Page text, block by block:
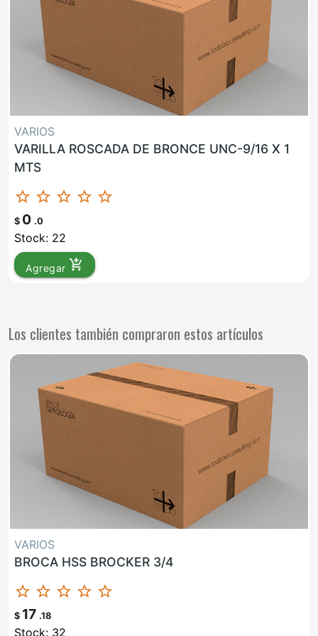
VARIOS
VARILLA ROSCADA DE BRONCE UNC-9/16 X 1
MTS
star_border star_border star_border star_border star_border
$ 0 .0
Stock: 22
Agregar add_shopping_cart
Los clientes también compraron estos artículos
VARIOS
BROCA HSS BROCKER 3/4
star_border star_border star_border star_border star_border
$ 17 .18
Stock: 32